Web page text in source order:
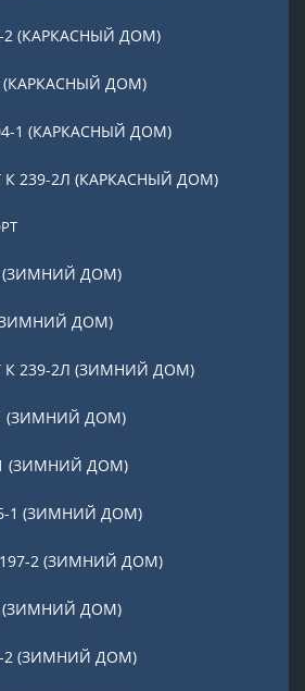
2 (КАРКАСНЫЙ ДОМ)
(КАРКАСНЫЙ ДОМ)
1 (КАРКАСНЫЙ ДОМ)
239-2Л (КАРКАСНЫЙ ДОМ)
(ЗИМНИЙ ДОМ)
ДОМ)
К 239-2Л (ЗИМНИЙ ДОМ)
(ЗИМНИЙ ДОМ)
1 (ЗИМНИЙ ДОМ)
1 (ЗИМНИЙ ДОМ)
2 (ЗИМНИЙ ДОМ)
(ЗИМНИЙ ДОМ)
2 (ЗИМНИЙ ДОМ)